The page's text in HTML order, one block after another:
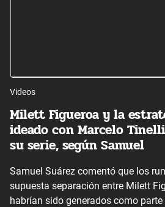
Videos
Milett Figueroa y la
ideado con Marcelo
su serie, según Samuel
Samuel Suárez comentó que los
supuesta separación entre Milett
habrían sido generados como